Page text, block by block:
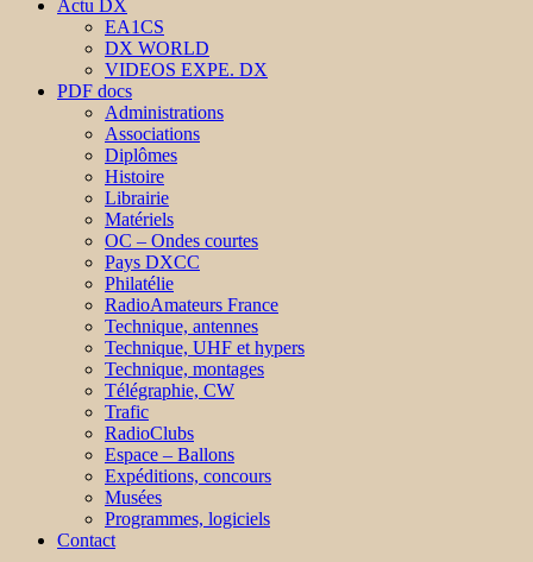
Actu DX
EA1CS
DX WORLD
VIDEOS EXPE. DX
PDF docs
Administrations
Associations
Diplômes
Histoire
Librairie
Matériels
OC – Ondes courtes
Pays DXCC
Philatélie
RadioAmateurs France
Technique, antennes
Technique, UHF et hypers
Technique, montages
Télégraphie, CW
Trafic
RadioClubs
Espace – Ballons
Expéditions, concours
Musées
Programmes, logiciels
Contact